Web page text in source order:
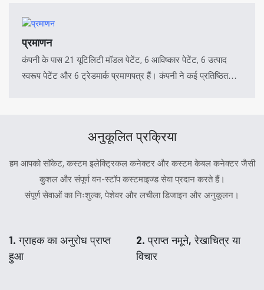
प्रमाणन
कंपनी के पास 21 यूटिलिटी मॉडल पेटेंट, 6 आविष्कार पेटेंट, 6 उत्पाद
स्वरूप पेटेंट और 6 ट्रेडमार्क प्रमाणपत्र हैं। कंपनी ने कई प्रतिष्ठित
अनुकूलित प्रक्रिया
हम आपको सॉकेट, कस्टम इलेक्ट्रिकल कनेक्टर और कस्टम केबल कनेक्टर जैसी
कुशल और संपूर्ण वन-स्टॉप कस्टमाइज्ड सेवा प्रदान करते हैं।
संपूर्ण सेवाओं का निःशुल्क, पेशेवर और लचीला डिजाइन और अनुकूलन।
1. ग्राहक का अनुरोध प्राप्त
हुआ
2. प्राप्त नमूने, रेखाचित्र या
विचार